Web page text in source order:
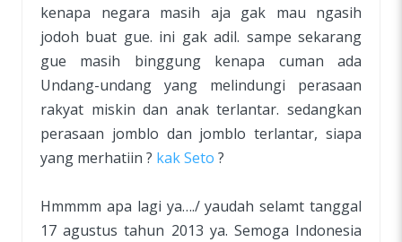
kenapa negara masih aja gak mau ngasih
jodoh buat gue. ini gak adil. sampe sekarang
gue masih binggung kenapa cuman ada
Undang-undang yang melindungi perasaan
rakyat miskin dan anak terlantar. sedangkan
perasaan jomblo dan jomblo terlantar, siapa
yang merhatiin ? kak Seto ?
Hmmmm apa lagi ya…./ yaudah selamt tanggal
17 agustus tahun 2013 ya. Semoga Indonesia